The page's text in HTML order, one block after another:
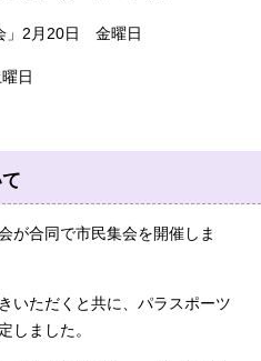
」2月20日 金曜日
日
が合同で市民集会を開催しま
いただくと共に、パラスポーツ
しました。